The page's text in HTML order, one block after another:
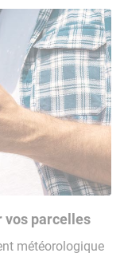
vos parcelles
météorologique